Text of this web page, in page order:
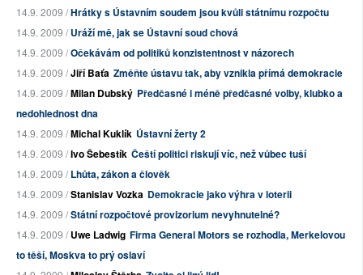
14.9. 2009 /Hrátky s Ústavním soudem jsou kvůli státnímu rozpočtu
14.9. 2009 /Uráží mě, jak se Ústavní soud chová
14.9. 2009 /Očekávám od politiků konzistentnost v názorech
14.9. 2009 /Jiří Baťa Změňte ústavu tak, aby vznikla přímá demokracie
14.9. 2009 /Milan Dubský Předčasné i méně předčasné volby, klubko a
nedohlednost dna
14.9. 2009 /Michal Kuklík Ústavní žerty 2
14.9. 2009 /Ivo Šebestík Čeští politici riskují víc, než vůbec tuší
14.9. 2009 /Lhůta, zákon a člověk
14.9. 2009 /Stanislav Vozka Demokracie jako výhra v loterii
14.9. 2009 /Státní rozpočtové provizorium nevyhnutelné?
14.9. 2009 /Uwe Ladwig Firma General Motors se rozhodla, Merkelovou
to těší, Moskva to prý oslaví